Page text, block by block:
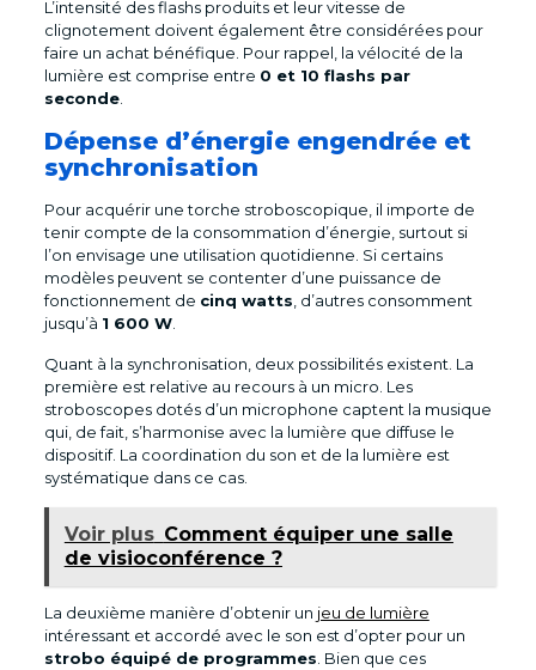
L’intensité des flashs produits et leur vitesse de
clignotement doivent également être considérées pour
faire un achat bénéfique. Pour rappel, la vélocité de la
lumière est comprise entre 0 et 10 flashs par
seconde.
Dépense d’énergie engendrée et
synchronisation
Pour acquérir une torche stroboscopique, il importe de
tenir compte de la consommation d’énergie, surtout si
l’on envisage une utilisation quotidienne. Si certains
modèles peuvent se contenter d’une puissance de
fonctionnement de cinq watts , d’autres consomment
jusqu’à 1 600 W.
Quant à la synchronisation, deux possibilités existent. La
première est relative au recours à un micro. Les
stroboscopes dotés d’un microphone captent la musique
qui, de fait, s’harmonise avec la lumière que diffuse le
dispositif. La coordination du son et de la lumière est
systématique dans ce cas.
Voir plus Comment équiper une salle
de visioconférence ?
La deuxième manière d’obtenir un jeu de lumière
intéressant et accordé avec le son est d’opter pour un
strobo équipé de programmes . Bien que ces